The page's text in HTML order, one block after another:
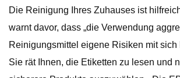
Die Reinigung Ihres Zuhauses ist
warnt davor, dass „die Verwendung
Reinigungsmittel eigene Risiken mit sich
Sie rät Ihnen, die Etiketten zu lesen und